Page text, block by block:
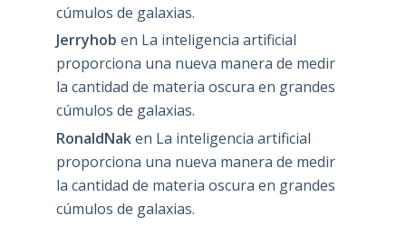
cúmulos de galaxias.
Jerryhob en La inteligencia artificial
proporciona una nueva manera de medir
la cantidad de materia oscura en grandes
cúmulos de galaxias.
RonaldNaken La inteligencia artificial
proporciona una nueva manera de medir
la cantidad de materia oscura en grandes
cúmulos de galaxias.